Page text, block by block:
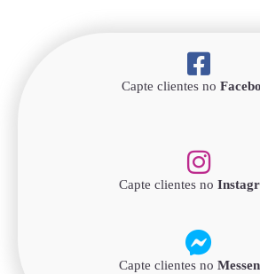
Capte clientes no
Capte clientes no
Capte clientes no